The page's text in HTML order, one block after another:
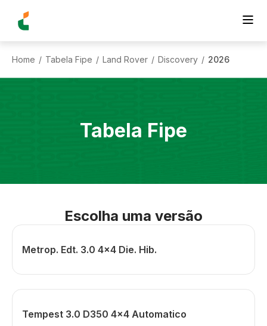
Home / Tabela Fipe / Land Rover / Discovery / 2026
Tabela Fipe
Escolha uma versão
Metrop. Edt. 3.0 4x4 Die. Hib.
Tempest 3.0 D350 4x4 Automatico